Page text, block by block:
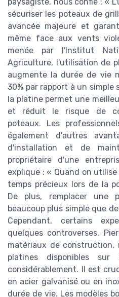
sécuriser les poteaux de
avancée majeure et
même face aux vents
menée par l'Institut
Agriculture, l'utilisation de
augmente la durée de vie
30% par rapport à un simple
la platine permet une
et réduit le risque de
poteaux. Les
également d'autres
d'installation et de
propriétaire d'une
explique : « Quand on
temps précieux lors de la
De plus, remplacer une
beaucoup plus simple que
Cependant, certains
quelques controverses.
matériaux de
platines disponibles
considérablement. Il est
en acier galvanisé ou en
durée de vie. Les modèles